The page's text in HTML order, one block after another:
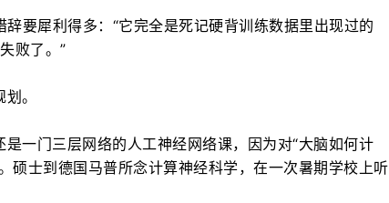
要犀利得多：“它完全是死记硬背训练数据里出现过的
败了。”
。
一门三层网络的人工神经网络课，因为对“大脑如何计
硕士到德国马普所念计算神经科学，在一次暑期学校上听